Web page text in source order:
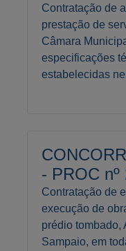
Contratação de
prestação de
Câmara
especificações
estabelecidas
- PROC nº
Contratação de
execução de
prédio tombado,
Sampaio, em